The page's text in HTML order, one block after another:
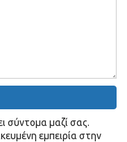
σύντομα μαζί σας.
εμπειρία στην